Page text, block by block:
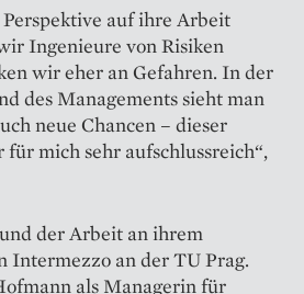
Perspektive auf ihre Arbeit
Ingenieure von Risiken
wir eher an Gefahren. In der
des Managements sieht man
neue Chancen – dieser
mich sehr aufschlussreich“,
der Arbeit an ihrem
Intermezzo an der TU Prag.
als Managerin für